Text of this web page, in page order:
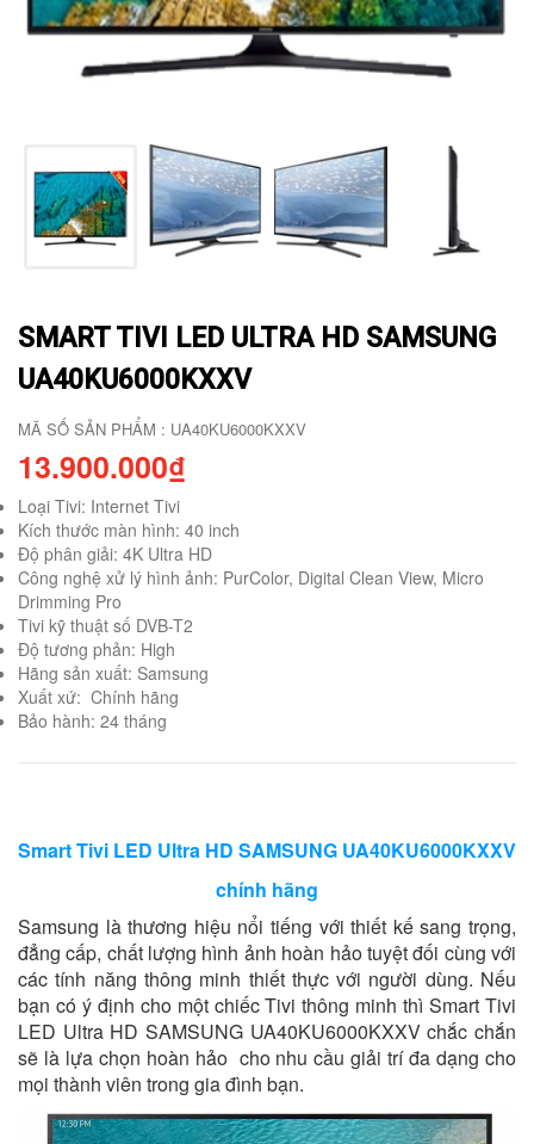
SMART TIVI LED ULTRA HD SAMSUNG
UA40KU6000KXXV
MÃ SỐ SẢN PHẨM : UA40KU6000KXXV
13.900.000₫
Loại Tivi: Internet Tivi
Kích thước màn hình: 40 inch
Độ phân giải: 4K Ultra HD
Công nghệ xử lý hình ảnh: PurColor, Digital Clean View, Micro
Drimming Pro
Tivi kỹ thuật số DVB-T2
Độ tương phản: High
Hãng sản xuất: Samsung
Xuất xứ: Chính hãng
Bảo hành: 24 tháng
Smart Tivi LED Ultra HD SAMSUNG UA40KU6000KXXV
chính hãng
Samsung là thương hiệu nổi tiếng với thiết kế sang trọng,
đẳng cấp, chất lượng hình ảnh hoàn hảo tuyệt đối cùng với
các tính năng thông minh thiết thực với người dùng. Nếu
bạn có ý định cho một chiếc Tivi thông minh thì Smart Tivi
LED Ultra HD SAMSUNG UA40KU6000KXXV chắc chắn
sẽ là lựa chọn hoàn hảo cho nhu cầu giải trí đa dạng cho
mọi thành viên trong gia đình bạn.